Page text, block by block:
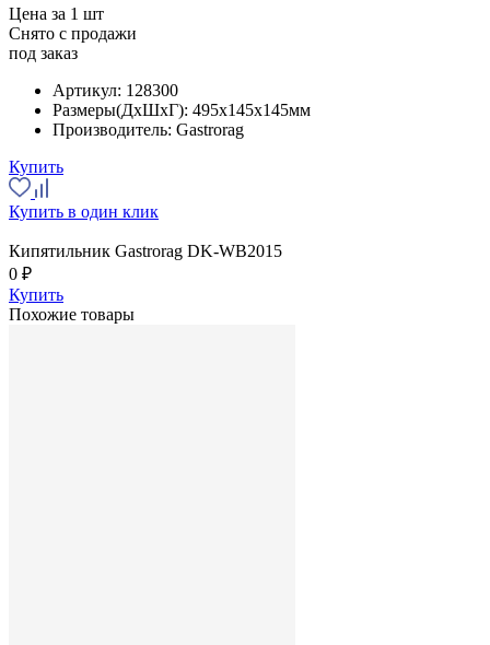
Цена за 1 шт
Снято с продажи
под заказ
Артикул: 128300
Размеры(ДхШхГ): 495x145x145мм
Производитель: Gastrorag
Купить
Купить в один клик
Кипятильник Gastrorag DK-WB2015
0 ₽
Купить
Похожие товары